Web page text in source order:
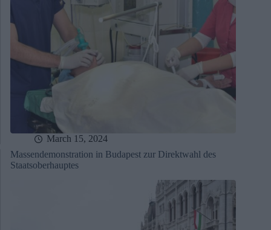
March 15, 2024
Massendemonstration in Budapest zur Direktwahl des
Staatsoberhauptes